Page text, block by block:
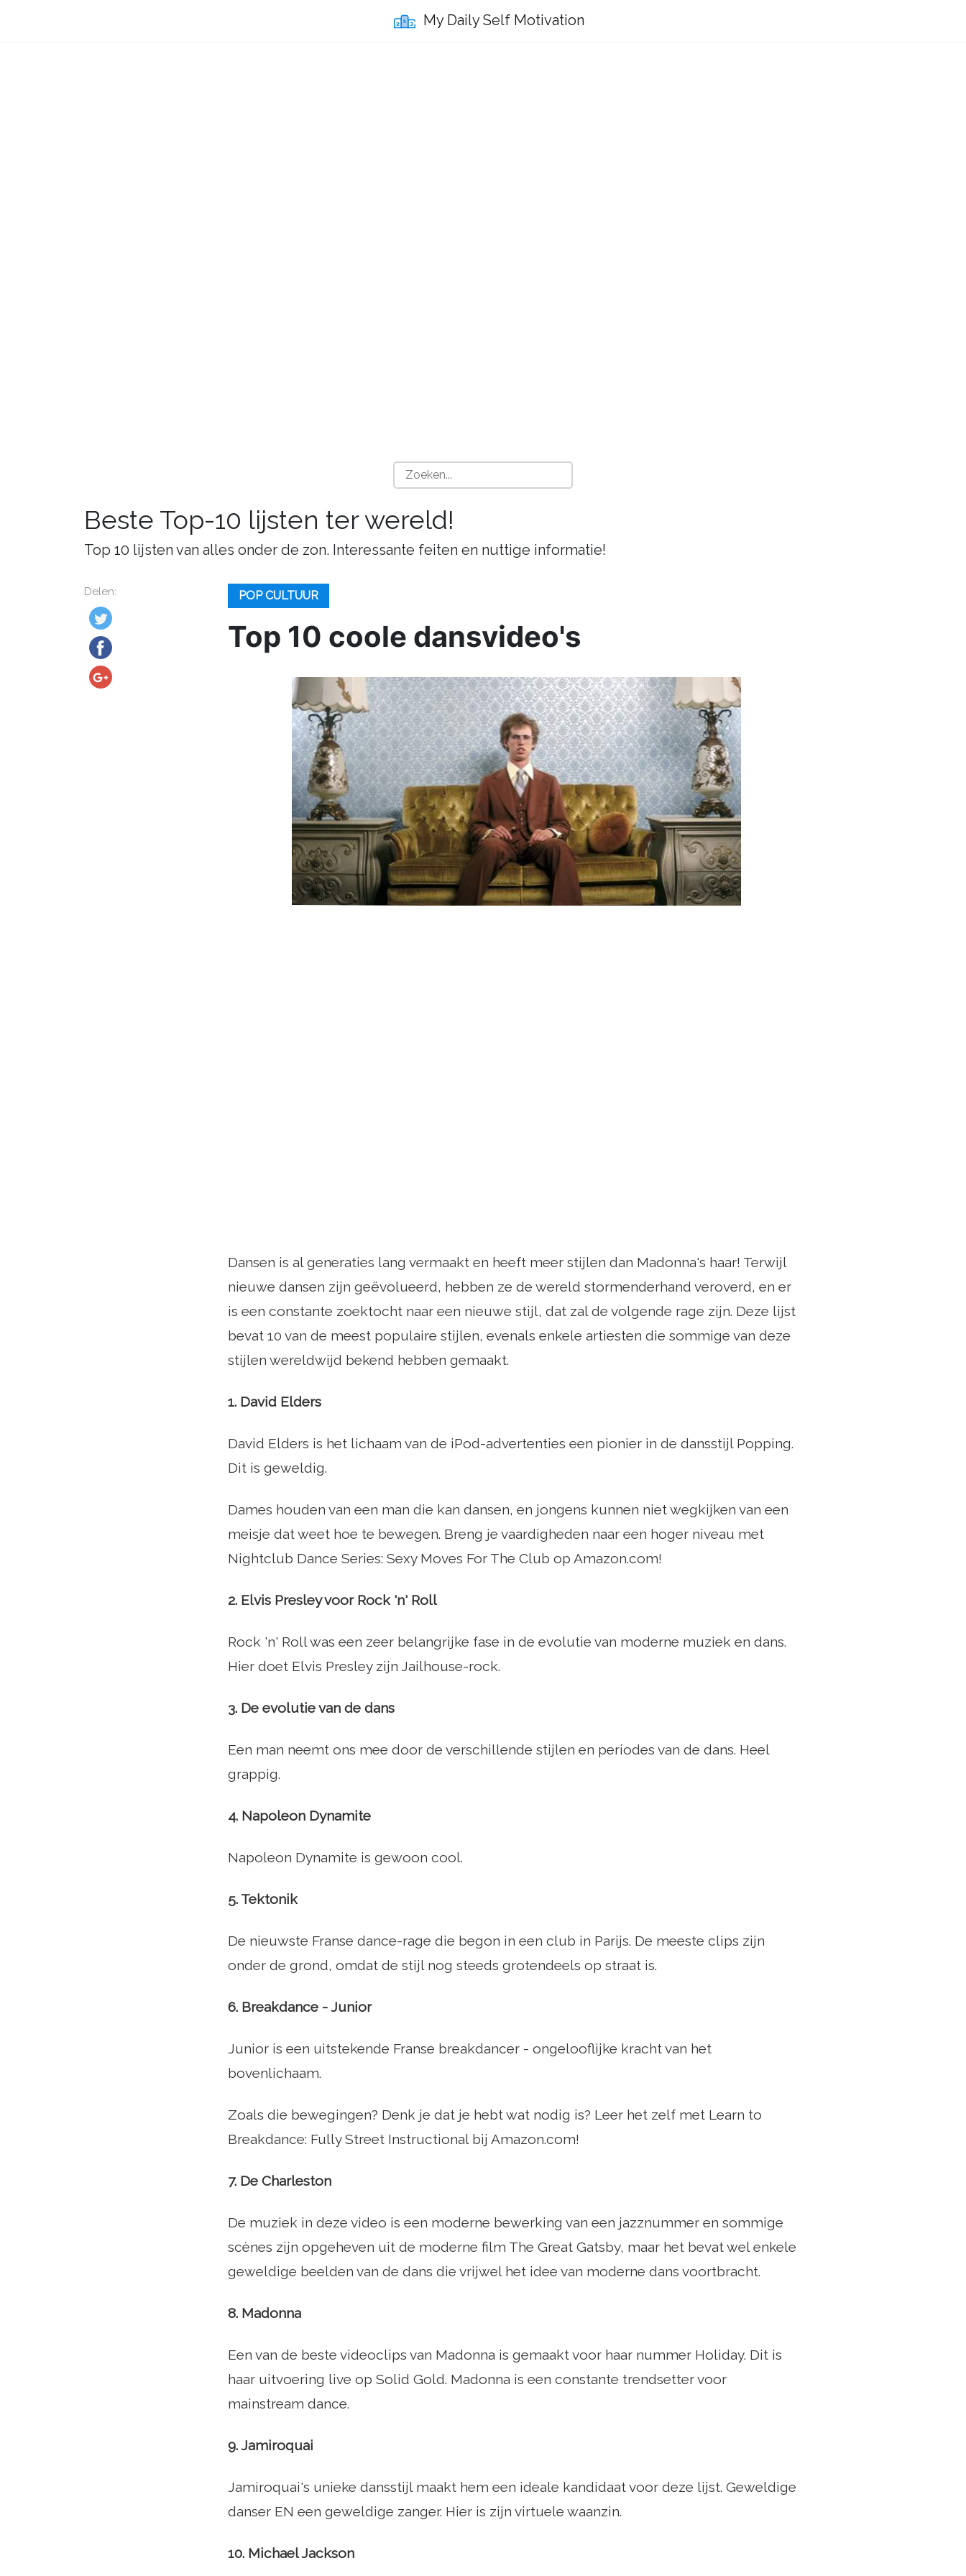
My Daily Self Motivation
Beste Top-10 lijsten ter wereld!
Top 10 lijsten van alles onder de zon. Interessante feiten en nuttige informatie!
Delen: POP CULTUUR
Top 10 coole dansvideo's
Dansen is al generaties lang vermaakt en heeft meer stijlen dan Madonna's haar! Terwijl
nieuwe dansen zijn geëvolueerd, hebben ze de wereld stormenderhand veroverd, en er
is een constante zoektocht naar een nieuwe stijl, dat zal de volgende rage zijn. Deze lijst
bevat 10 van de meest populaire stijlen, evenals enkele artiesten die sommige van deze
stijlen wereldwijd bekend hebben gemaakt.
1. David Elders
David Elders is het lichaam van de iPod-advertenties een pionier in de dansstijl Popping.
Dit is geweldig.
Dames houden van een man die kan dansen, en jongens kunnen niet wegkijken van een
meisje dat weet hoe te bewegen. Breng je vaardigheden naar een hoger niveau met
Nightclub Dance Series: Sexy Moves For The Club op Amazon.com!
2. Elvis Presley voor Rock 'n' Roll
Rock 'n' Roll was een zeer belangrijke fase in de evolutie van moderne muziek en dans.
Hier doet Elvis Presley zijn Jailhouse-rock.
3. De evolutie van de dans
Een man neemt ons mee door de verschillende stijlen en periodes van de dans. Heel
grappig.
4. Napoleon Dynamite
Napoleon Dynamite is gewoon cool.
5. Tektonik
De nieuwste Franse dance-rage die begon in een club in Parijs. De meeste clips zijn
onder de grond, omdat de stijl nog steeds grotendeels op straat is.
6. Breakdance - Junior
Junior is een uitstekende Franse breakdancer - ongelooflijke kracht van het
bovenlichaam.
Zoals die bewegingen? Denk je dat je hebt wat nodig is? Leer het zelf met Learn to
Breakdance: Fully Street Instructional bij Amazon.com!
7. De Charleston
De muziek in deze video is een moderne bewerking van een jazznummer en sommige
scènes zijn opgeheven uit de moderne film The Great Gatsby, maar het bevat wel enkele
geweldige beelden van de dans die vrijwel het idee van moderne dans voortbracht.
8. Madonna
Een van de beste videoclips van Madonna is gemaakt voor haar nummer Holiday. Dit is
haar uitvoering live op Solid Gold. Madonna is een constante trendsetter voor
mainstream dance.
9. Jamiroquai
Jamiroquai's unieke dansstijl maakt hem een ​​ideale kandidaat voor deze lijst. Geweldige
danser EN een geweldige zanger. Hier is zijn virtuele waanzin.
10. Michael Jackson